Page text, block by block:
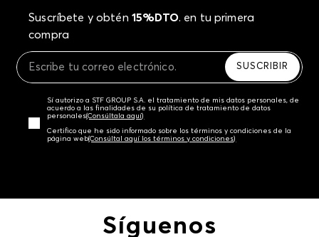
Suscríbete y obtén 15%DTO. en tu primera
compra
SUSCRIBIR
Sí autorizo a STF GROUP S.A. el tratamiento de mis datos personales, de
acuerdo a las finalidades de su política de tratamiento de datos
personales‎(Consúltala aquí)
Certifico que he sido informado sobre los términos y condiciones de la
página web‎(Consúltal aquí los términos y condiciones)
Síguenos